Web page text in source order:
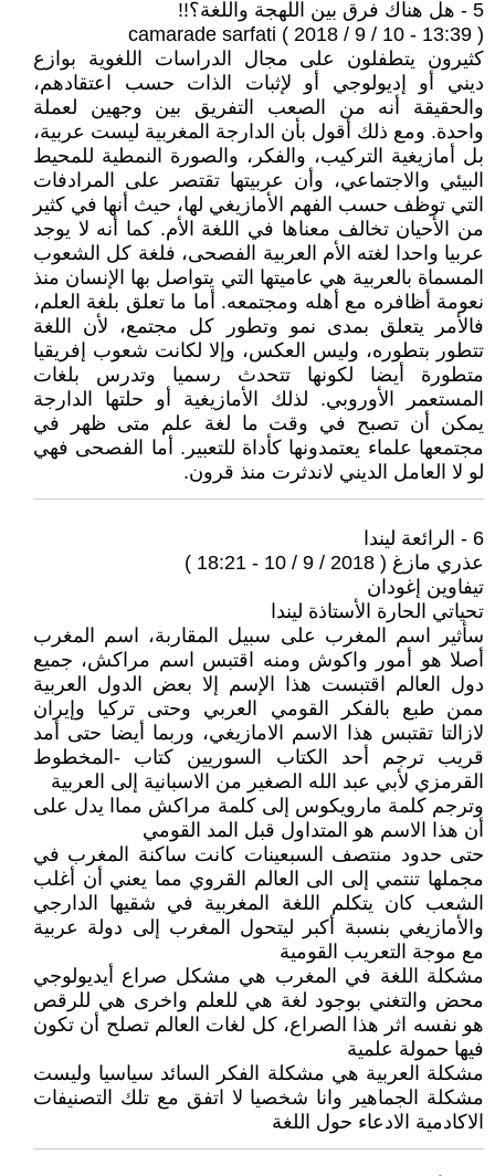
5 - هل هناك فرق بين اللهجة واللغة؟!!
camarade sarfati ( 2018 / 9 / 10 - 13:39 )
كثيرون يتطفلون على مجال الدراسات اللغوية بوازع
ديني أو إديولوجي أو لإثبات الذات حسب اعتقادهم،
والحقيقة أنه من الصعب التفريق بين وجهين لعملة
واحدة. ومع ذلك أقول بأن الدارجة المغربية ليست عربية،
بل أمازيغية التركيب، والفكر، والصورة النمطية للمحيط
البيئي والاجتماعي، وأن عربيتها تقتصر على المرادفات
التي توظف حسب الفهم الأمازيغي لها، حيث أنها في كثير
من الأحيان تخالف معناها في اللغة الأم. كما أنه لا يوجد
عربيا واحدا لغته الأم العربية الفصحى، فلغة كل الشعوب
المسماة بالعربية هي عاميتها التي يتواصل بها الإنسان منذ
نعومة أظافره مع أهله ومجتمعه. أما ما تعلق بلغة العلم،
فالأمر يتعلق بمدى نمو وتطور كل مجتمع، لأن اللغة
تتطور بتطوره، وليس العكس، وإلا لكانت شعوب إفريقيا
متطورة أيضا لكونها تتحدث رسميا وتدرس بلغات
المستعمر الأوروبي. لذلك الأمازيغية أو حلتها الدارجة
يمكن أن تصبح في وقت ما لغة علم متى ظهر في
مجتمعها علماء يعتمدونها كأداة للتعبير. أما الفصحى فهي
لو لا العامل الديني لاندثرت منذ قرون.
6 - الرائعة ليندا
عذري مازغ ( 2018 / 9 / 10 - 18:21 )
تيفاوين إغودان
تحياتي الحارة الأستاذة ليندا
سأثير اسم المغرب على سبيل المقاربة، اسم المغرب
أصلا هو أمور واكوش ومنه اقتبس اسم مراكش، جميع
دول العالم اقتبست هذا الإسم إلا بعض الدول العربية
ممن طبع بالفكر القومي العربي وحتى تركيا وإيران
لازالتا تقتبس هذا الاسم الامازيغي، وربما أيضا حتى أمد
قريب ترجم أحد الكتاب السوريين كتاب -المخطوط
القرمزي لأبي عبد الله الصغير من الاسبانية إلى العربية
وترجم كلمة مارويكوس إلى كلمة مراكش مماا يدل على
أن هذا الاسم هو المتداول قبل المد القومي
حتى حدود منتصف السبعينات كانت ساكنة المغرب في
مجملها تنتمي إلى الى العالم القروي مما يعني أن أغلب
الشعب كان يتكلم اللغة المغربية في شقيها الدارجي
والأمازيغي بنسبة أكبر ليتحول المغرب إلى دولة عربية
مع موجة التعريب القومية
مشكلة اللغة في المغرب هي مشكل صراع أيديولوجي
محض والتغني بوجود لغة هي للعلم واخرى هي للرقص
هو نفسه اثر هذا الصراع، كل لغات العالم تصلح أن تكون
فيها حمولة علمية
مشكلة العربية هي مشكلة الفكر السائد سياسيا وليست
مشكلة الجماهير وانا شخصيا لا اتفق مع تلك التصنيفات
الاكادمية الادعاء حول اللغة